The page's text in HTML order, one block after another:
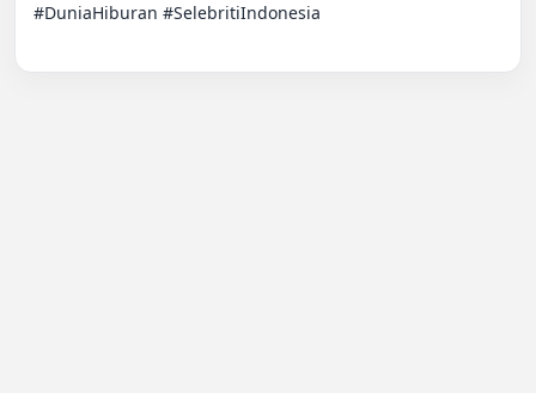
#DuniaHiburan #SelebritiIndonesia